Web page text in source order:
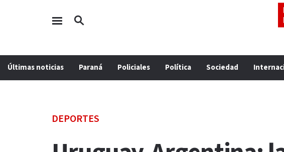
Últimas noticias Paraná Policiales Política Sociedad
DEPORTES